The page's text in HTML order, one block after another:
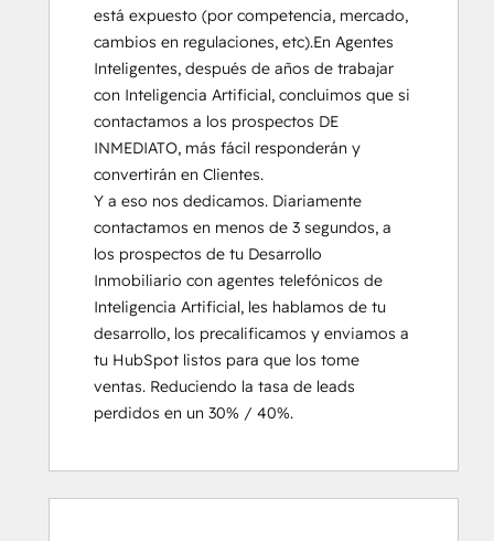
está expuesto (por competencia, mercado,
cambios en regulaciones, etc).En Agentes
Inteligentes, después de años de trabajar
con Inteligencia Artificial, concluimos que si
contactamos a los prospectos DE
INMEDIATO, más fácil responderán y
convertirán en Clientes.
Y a eso nos dedicamos. Diariamente
contactamos en menos de 3 segundos, a
los prospectos de tu Desarrollo
Inmobiliario con agentes telefónicos de
Inteligencia Artificial, les hablamos de tu
desarrollo, los precalificamos y enviamos a
tu HubSpot listos para que los tome
ventas. Reduciendo la tasa de leads
perdidos en un 30% / 40%.